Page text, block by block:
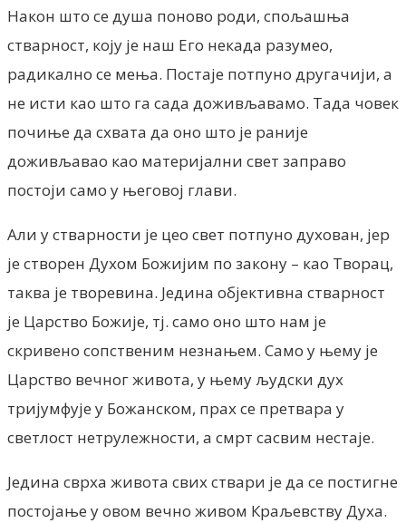
Након што се душа поново роди, спољашња
стварност, коју је наш Его некада разумео,
радикално се мења. Постаје потпуно другачији, а
не исти као што га сада доживљавамо. Тада човек
почиње да схвата да оно што је раније
доживљавао као материјални свет заправо
постоји само у његовој глави.
Али у стварности је цео свет потпуно духован, јер
је створен Духом Божијим по закону – као Творац,
таква је творевина. Једина објективна стварност
је Царство Божије, тј. само оно што нам је
скривено сопственим незнањем. Само у њему је
Царство вечног живота, у њему људски дух
тријумфује у Божанском, прах се претвара у
светлост нетрулежности, а смрт сасвим нестаје.
Једина сврха живота свих ствари је да се постигне
постојање у овом вечно живом Краљевству Духа.